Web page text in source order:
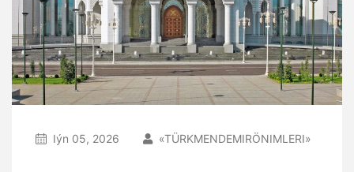
Iýn 05, 2026 «TÜRKMENDEMIRÖNIMLERI»